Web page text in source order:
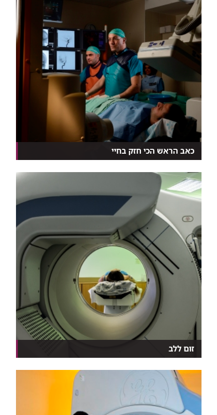
כאב הראש הכי חזק בחיי
במילים אלה נפתח בדרך כלל תיאורם של חולים הסובלים
מ...
זום ללב
מי צריך אקו לב? מה חשוב לדעת לפני שעושים מיפוי
לב?...